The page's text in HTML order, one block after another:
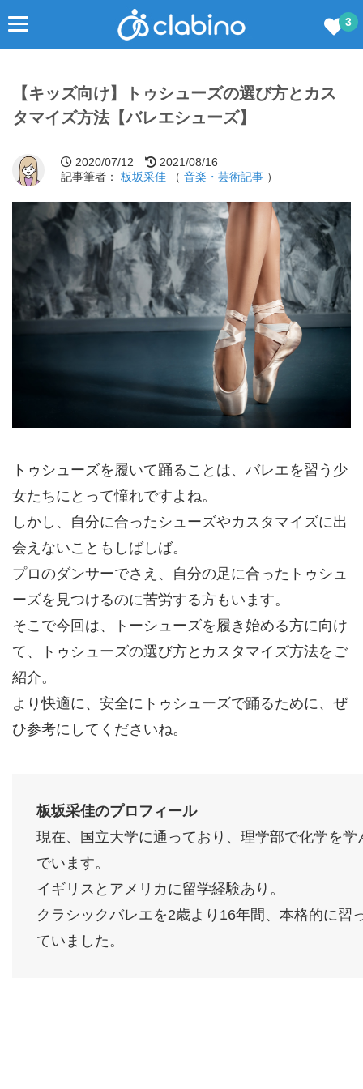
3
【キッズ向け】トゥシューズの選び方とカス
タマイズ方法【バレエシューズ】
2020/07/12
2021/08/16
記事筆者：
板坂采佳 （ 音楽・芸術記事 ）
トゥシューズを履いて踊ることは、バレエを習う少
女たちにとって憧れですよね。
しかし、自分に合ったシューズやカスタマイズに出
会えないこともしばしば。
プロのダンサーでさえ、自分の足に合ったトゥシュ
ーズを見つけるのに苦労する方もいます。
そこで今回は、トーシューズを履き始める方に向け
て、トゥシューズの選び方とカスタマイズ方法をご
紹介。
より快適に、安全にトゥシューズで踊るために、ぜ
ひ参考にしてくださいね。
板坂采佳のプロフィール
現在、国立大学に通っており、理学部で化学を学
でいます。
イギリスとアメリカに留学経験あり。
クラシックバレエを2歳より16年間、本格的に習
ていました。